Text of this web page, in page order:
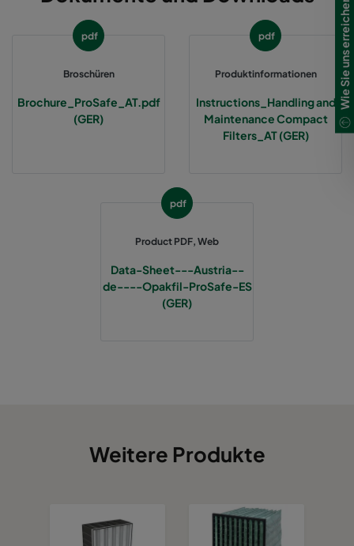
pdf
Broschüren
Brochure_ProSafe_AT.pdf
(GER)
pdf
Produktinformationen
Instructions_Handling and
Maintenance Compact
Filters_AT (GER)
pdf
Product PDF, Web
Data-Sheet---Austria--
de----Opakfil-ProSafe-ES
(GER)
Weitere Produkte
Wie Sie uns erreichen